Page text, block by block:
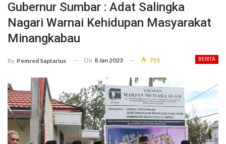
Gubernur Sumbar : Adat Salingka
Nagari Warnai Kehidupan Masyarakat
Minangkabau
BERITA
By Pemred Saptarius On 8 Jan 2023 755